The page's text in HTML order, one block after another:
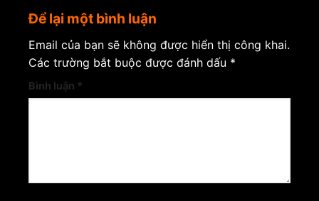
Để lại một bình luận
Email của bạn sẽ không được hiển thị công khai.
Các trường bắt buộc được đánh dấu *
Bình luận *